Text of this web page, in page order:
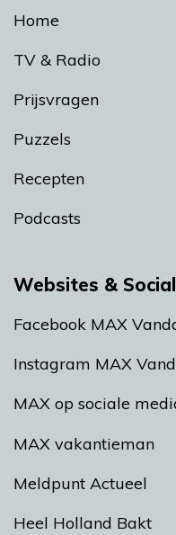
Home
TV & Radio
Prijsvragen
Puzzels
Recepten
Podcasts
Websites & Social
Facebook MAX
Instagram MAX
MAX op sociale
MAX vakantieman
Meldpunt Actueel
Heel Holland Bakt